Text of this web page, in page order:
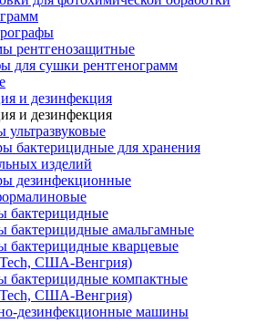
рентгенозащитные
для сушки рентгенограмм
и дезинфекция
и дезинфекция
ультразвуковые
бактерицидные для хранения
изделий
дезинфекционные
бактерицидные
бактерицидные амальгамные
бактерицидные кварцевые
США-Венгрия)
бактерицидные компактные
США-Венгрия)
дезинфекционные машины